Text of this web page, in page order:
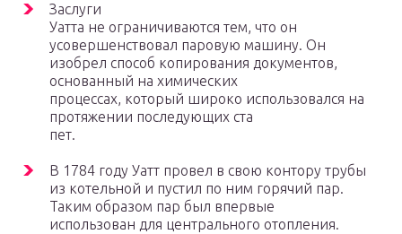
Заслуги
Уатта не ограничиваются тем, что он
усовершенствовал паровую машину. Он
изобрел способ копирования документов,
основанный на химических
процессах, который широко использовался на
протяжении последующих ста
пет.
В 1784 году Уатт провел в свою контору трубы
из котельной и пустил по ним горячий пар.
Таким образом пар был впервые
использован для центрального отопления.